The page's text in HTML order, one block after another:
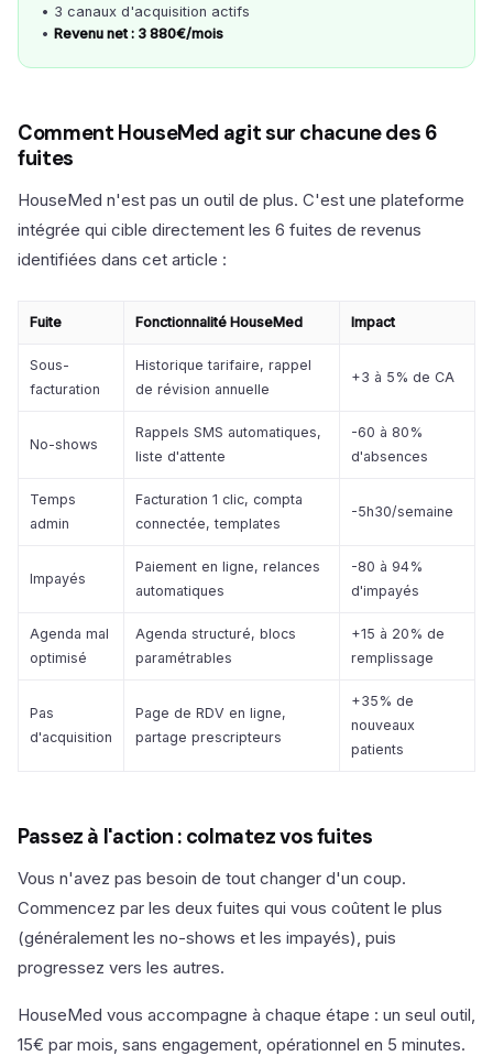
• 3 canaux d'acquisition actifs
• Revenu net : 3 880€/mois
Comment HouseMed agit sur chacune des 6
fuites
HouseMed n'est pas un outil de plus. C'est une plateforme
intégrée qui cible directement les 6 fuites de revenus
identifiées dans cet article :
Fuite Fonctionnalité HouseMed Impact
Sous-
facturation
Historique tarifaire, rappel
de révision annuelle
+3 à 5% de CA
No-shows
Rappels SMS automatiques,
liste d'attente
-60 à 80%
d'absences
Temps
admin
Facturation 1 clic, compta
connectée, templates
-5h30/semaine
Impayés
Paiement en ligne, relances
automatiques
-80 à 94%
d'impayés
Agenda mal
optimisé
Agenda structuré, blocs
paramétrables
+15 à 20% de
remplissage
Pas
d'acquisition
Page de RDV en ligne,
partage prescripteurs
+35% de
nouveaux
patients
Passez à l'action : colmatez vos fuites
Vous n'avez pas besoin de tout changer d'un coup.
Commencez par les deux fuites qui vous coûtent le plus
(généralement les no-shows et les impayés), puis
progressez vers les autres.
HouseMed vous accompagne à chaque étape : un seul outil,
15€ par mois, sans engagement, opérationnel en 5 minutes.